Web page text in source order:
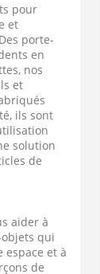
pour
et
porte-
en
nos
et
ils sont
solution
de
aider à
qui
espace et à
de